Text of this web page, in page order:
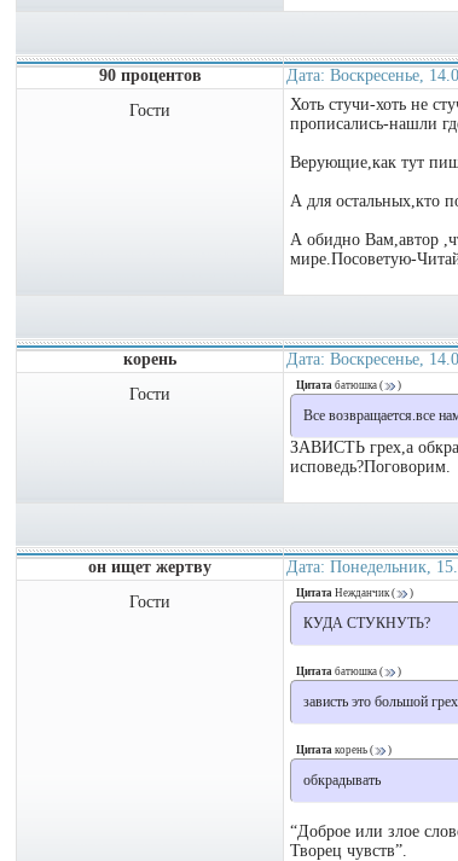
90 процентов Дата: Воскресенье,
Гости
Хоть стучи-хоть не
прописались-нашли
Верующие,как тут
А для остальных,кто
А обидно Вам,автор
мире.Посоветую-
корень Дата: Воскресенье,
Гости
Цитата батюшка ( )
Все возвращается.все
ЗАВИСТЬ грех,а
исповедь?Поговорим.
он ищет жертву Дата: Понедельник,
Гости
Цитата Нежданчик( )
КУДА СТУКНУТЬ?
Цитата батюшка ( )
зависть это большой
Цитата корень ( )
обкрадывать
“Доброе или злое
Творец чувств”.